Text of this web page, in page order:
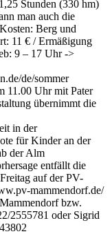
Stunden (330 hm)
man auch die
Berg und
11 € / Ermäßigung
9 – 17 Uhr ->
de/sommer
11.00 Uhr mit Pater
übernimmt die
in der
für Kinder an der
der Alm
entfällt die
auf der PV-
mammendorf.de/
bzw.
2555781 oder Sigrid